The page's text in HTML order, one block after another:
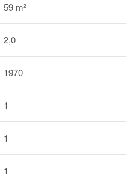
59 m²
2,0
1970
1
1
1